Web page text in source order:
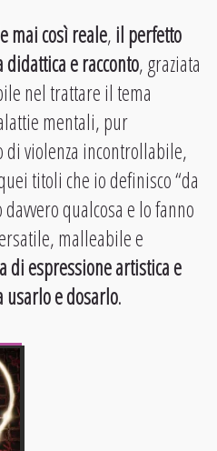
mai così reale,il perfetto
didattica e racconto, graziata
nel trattare il tema
mentali, pur
violenza incontrollabile,
titoli che io definisco “da
qualcosa e lo fanno
malleabile e
di espressione artistica e
usarlo e dosarlo.